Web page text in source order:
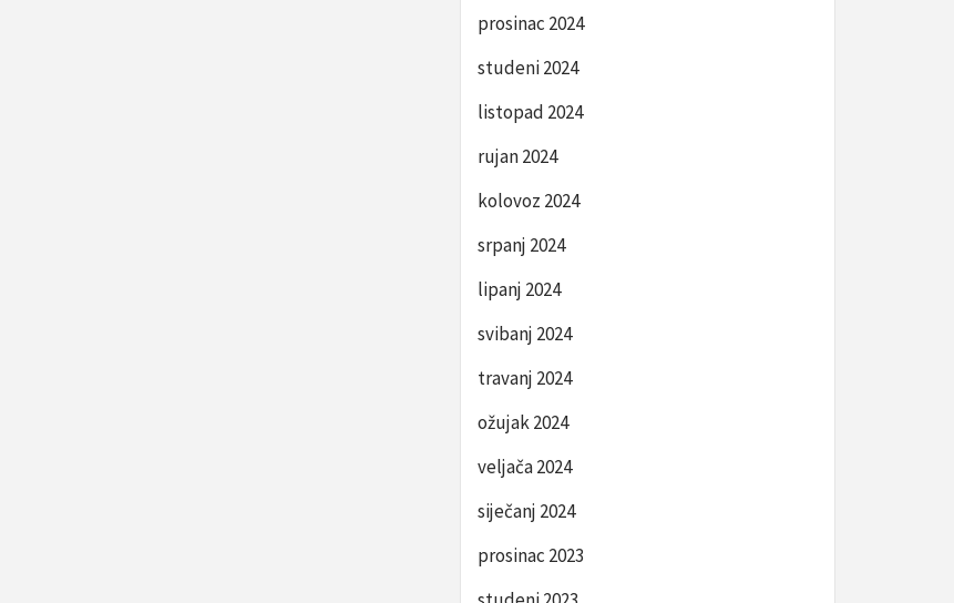
prosinac 2024
studeni 2024
listopad 2024
rujan 2024
kolovoz 2024
srpanj 2024
lipanj 2024
svibanj 2024
travanj 2024
ožujak 2024
veljača 2024
siječanj 2024
prosinac 2023